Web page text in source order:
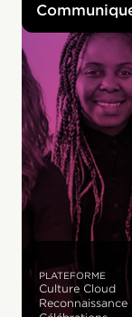
PLATEFORME
Culture Cloud
Reconnaissance